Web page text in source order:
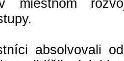
miestnom
absolvovali